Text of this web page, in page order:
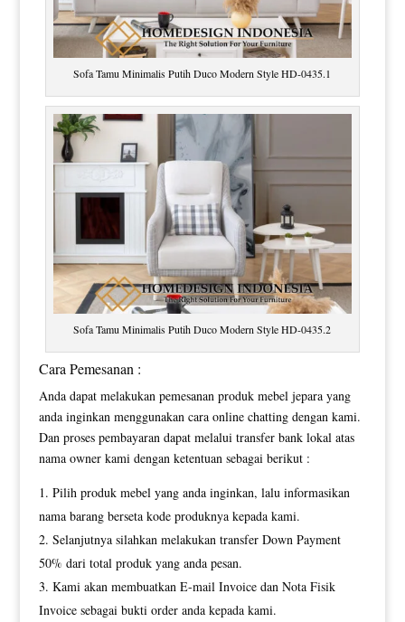
Sofa Tamu Minimalis Putih Duco Modern Style HD-0435.1
Sofa Tamu Minimalis Putih Duco Modern Style HD-0435.2
Cara Pemesanan :
Anda dapat melakukan pemesanan produk mebel jepara yang
anda inginkan menggunakan cara online chatting dengan kami.
Dan proses pembayaran dapat melalui transfer bank lokal atas
nama owner kami dengan ketentuan sebagai berikut :
Pilih produk mebel yang anda inginkan, lalu informasikan
nama barang berseta kode produknya kepada kami.
Selanjutnya silahkan melakukan transfer Down Payment
50% dari total produk yang anda pesan.
Kami akan membuatkan E-mail Invoice dan Nota Fisik
Invoice sebagai bukti order anda kepada kami.